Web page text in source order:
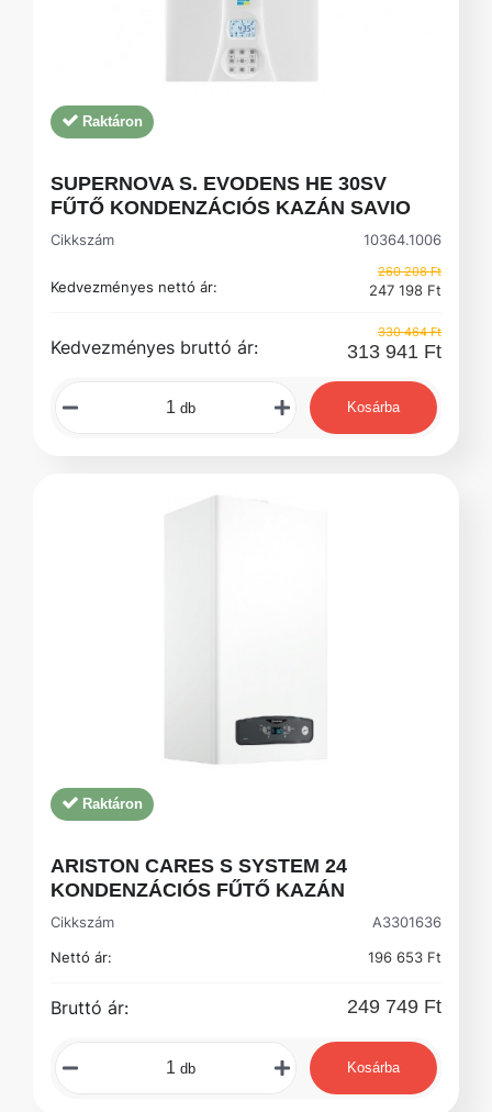
Raktáron
SUPERNOVA S. EVODENS HE 30SV
FŰTŐ KONDENZÁCIÓS KAZÁN SAVIO
Cikkszám 10364.1006
Kedvezményes nettó ár:
260 208 Ft
247 198 Ft
Kedvezményes bruttó ár:
330 464 Ft
313 941 Ft
db Kosárba
Raktáron
ARISTON CARES S SYSTEM 24
KONDENZÁCIÓS FŰTŐ KAZÁN
Cikkszám
A3301636
Nettó ár:
196 653 Ft
Bruttó ár: 249 749 Ft
db Kosárba